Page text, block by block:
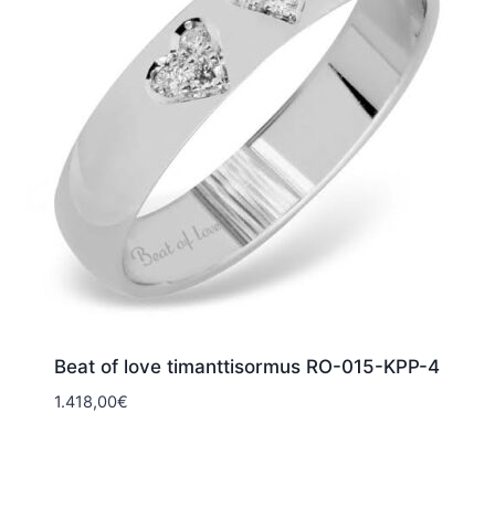
Beat of love timanttisormus RO-015-KPP-4
1.418,00€